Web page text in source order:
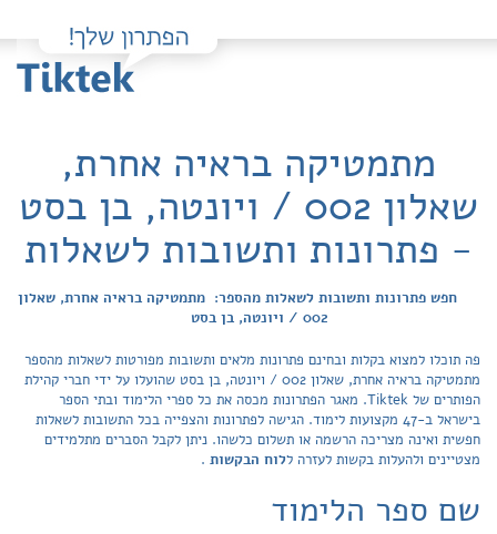
מתמטיקה בראיה אחרת,
שאלון 002 / ויונטה, בן בסט
- פתרונות ותשובות לשאלות
חפש פתרונות ותשובות לשאלות מהספר: מתמטיקה בראיה אחרת, שאלון
002 / ויונטה, בן בסט
פה תוכלו למצוא בקלות ובחינם פתרונות מלאים ותשובות מפורטות לשאלות מהספר
מתמטיקה בראיה אחרת, שאלון 002 / ויונטה, בן בסט שהועלו על ידי חברי קהילת
הפותרים של Tiktek. מאגר הפתרונות מכסה את כל ספרי הלימוד ובתי הספר
בישראל ב-47 מקצועות לימוד. הגישה לפתרונות והצפייה בכל התשובות לשאלות
חפשית ואינה מצריכה הרשמה או תשלום כלשהו. ניתן לקבל הסברים מתלמידים
מצטיינים ולהעלות בקשות לעזרה ללוח הבקשות .
שם ספר הלימוד